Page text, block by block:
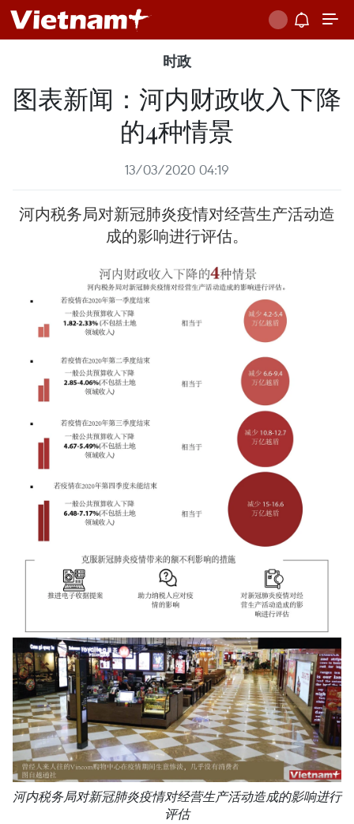
时政
图表新闻：河内财政收入下降
的4种情景
13/03/2020 04:19
河内税务局对新冠肺炎疫情对经营生产活动造
成的影响进行评估。
河内税务局对新冠肺炎疫情对经营生产活动造成的影响进行
评估